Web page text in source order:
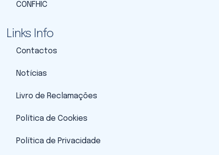
CONFHIC
Links Info
Contactos
Notícias
Livro de Reclamações
Política de Cookies
Política de Privacidade